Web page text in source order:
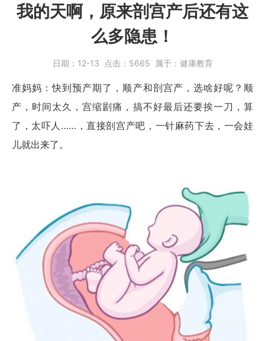
我的天啊，原来剖宫产后还有这
么多隐患！
日期： 12-13 点击： 5665 属于： 健康教育
准妈妈：快到预产期了，顺产和剖宫产，选啥好呢？顺
产，时间太久，宫缩剧痛，搞不好最后还要挨一刀，算
了，太吓人……，直接剖宫产吧，一针麻药下去，一会娃
儿就出来了。